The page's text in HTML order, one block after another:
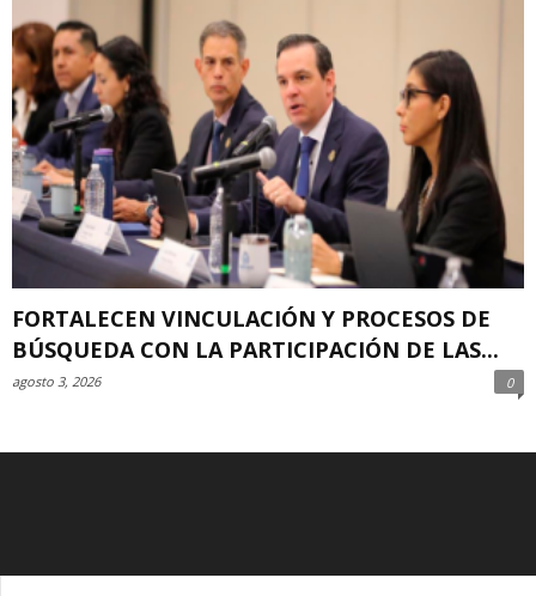
FORTALECEN VINCULACIÓN Y PROCESOS DE
BÚSQUEDA CON LA PARTICIPACIÓN DE LAS...
agosto 3, 2026 0